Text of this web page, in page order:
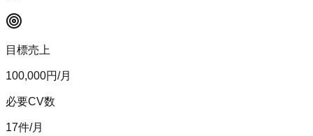
目標売上
100,000円/月
必要CV数
17件/月